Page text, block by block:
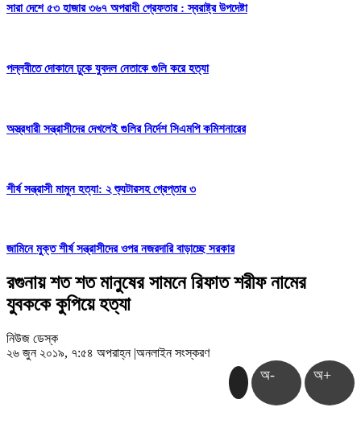
সারা দেশে ৫৩ হাজার ৩৬৭ অপরাধী গ্রেফতার : স্বরাষ্ট্র উপদেষ্টা
পল্লবীতে দোকানে ঢুকে যুবদল নেতাকে গুলি করে হত্যা
অস্ত্রধারী সন্ত্রাসীদের দেখলেই গুলির নির্দেশ সিএমপি কমিশনারের
শীর্ষ সন্ত্রাসী মামুন হত্যা: ২ শ্যুটারসহ গ্রেপ্তার ৩
জামিনে মুক্ত শীর্ষ সন্ত্রাসীদের ওপর নজরদারি বাড়াচ্ছে সরকার
রগুনায় শত শত মানুষের সামনে রিফাত শরীফ নামের
যুবককে কুপিয়ে হত্যা
নিউজ ডেস্ক
২৬ জুন ২০১৯, ৭:৫৪ অপরাহ্ন |অনলাইন সংস্করণ
অ- অ+